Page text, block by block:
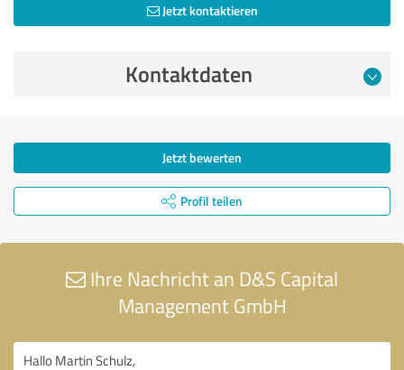
Jetzt kontaktieren
Kontaktdaten
Jetzt bewerten
Profil teilen
Ihre Nachricht an D&S Capital
Management GmbH